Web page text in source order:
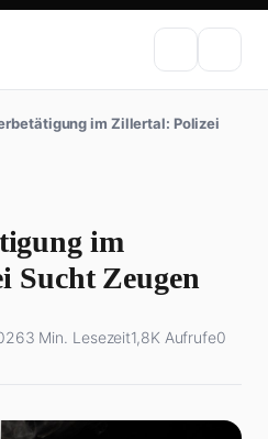
im Zillertal: Polizei
im
Sucht Zeugen
3 Min. Lesezeit1,8K Aufrufe0